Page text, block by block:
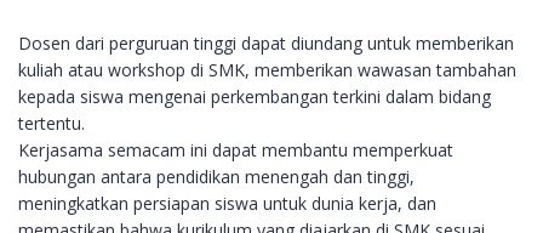
Dosen dari perguruan tinggi dapat diundang untuk memberikan
kuliah atau workshop di SMK, memberikan wawasan tambahan
kepada siswa mengenai perkembangan terkini dalam bidang
tertentu.
Kerjasama semacam ini dapat membantu memperkuat
hubungan antara pendidikan menengah dan tinggi,
meningkatkan persiapan siswa untuk dunia kerja, dan